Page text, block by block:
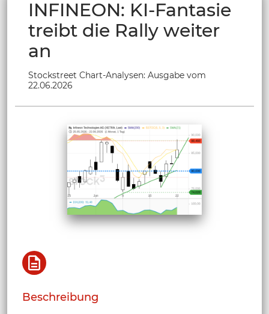
INFINEON: KI-Fantasie
treibt die Rally weiter
an
Stockstreet Chart-Analysen: Ausgabe vom
22.06.2026
Beschreibung